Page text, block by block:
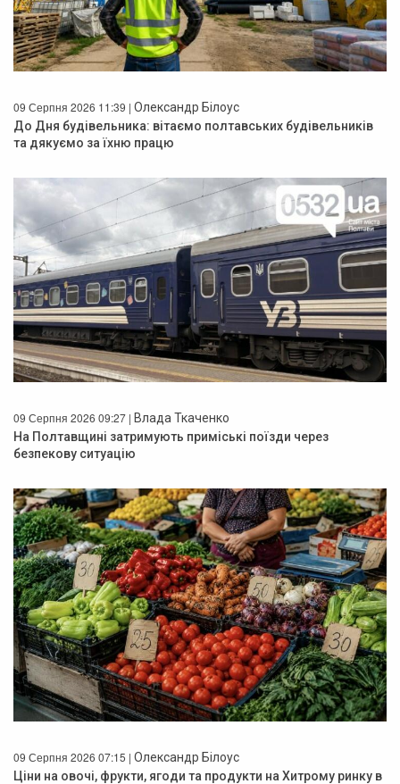
09 Серпня 2026 11:39 | Олександр Білоус
До Дня будівельника: вітаємо полтавських будівельників
та дякуємо за їхню працю
09 Серпня 2026 09:27 | Влада Ткаченко
На Полтавщині затримують приміські поїзди через
безпекову ситуацію
09 Серпня 2026 07:15 | Олександр Білоус
Ціни на овочі, фрукти, ягоди та продукти на Хитрому ринку в